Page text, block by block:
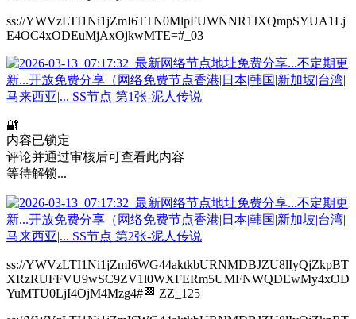
ss://YWVzLTI1Ni1jZmI6TTN0MlpFUWNNR1JXQmpSYUA1Lj
E4OC4xODEuMjAxOjkwMTE=#_03
🔐
内容已锁定
评论并通过审核后可查看此内容
等待解锁...
ss://YWVzLTI1Ni1jZmI6WG44aktkbURNMDBJZU8lIyQjZkpBT
XRzRUFFVU9wSC9ZV1l0WXFERm5UMFNWQDEwMy4xOD
YuMTU0LjI4OjM4Mzg4#🏁 ZZ_125